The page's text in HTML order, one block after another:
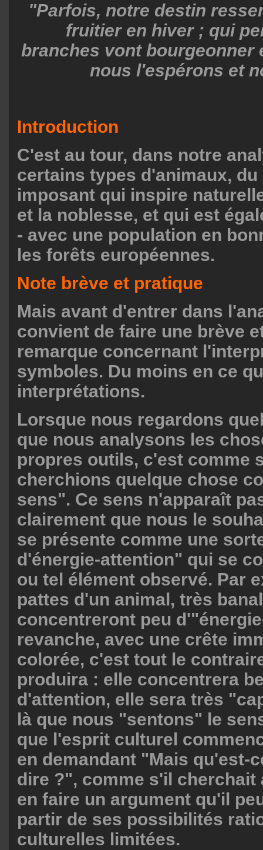
"Parfois, notre destin
fruitier en hiver ; qui
branches vont bourgeonner
nous l'espérons et
Introduction
C'est au tour, dans notre
certains types d'animaux, du
imposant qui inspire
et la noblesse, et qui est
- avec une population en
les forêts européennes.
Note brève et pratique
Mais avant d'entrer dans
convient de faire une brève
remarque concernant
symboles. Du moins en ce
interprétations.
Lorsque nous regardons
que nous analysons les
propres outils, c'est comme
cherchions quelque chose
sens". Ce sens n'apparaît
clairement que nous le
se présente comme une
d'énergie-attention" qui se
ou tel élément observé. Par
pattes d'un animal, très
concentreront peu
revanche, avec une crête
colorée, c'est tout le
produira : elle concentrera
d'attention, elle sera très
là que nous "sentons" le
que l'esprit culturel
en demandant "Mais qu'est-
dire ?", comme s'il cherchait
en faire un argument qu'il
partir de ses possibilités
culturelles limitées.